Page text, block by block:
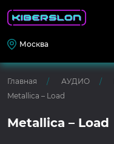
Москва
Главная АУДИО
Metallica – Load
Metallica – Load